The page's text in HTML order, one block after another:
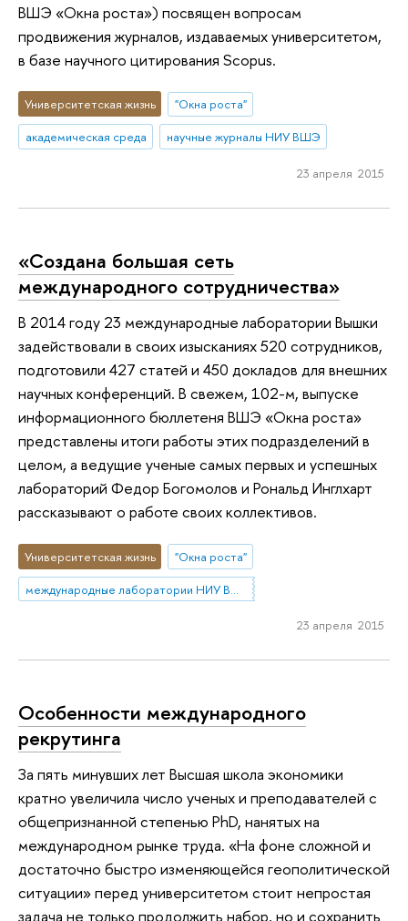
ВШЭ «Окна роста») посвящен вопросам
продвижения журналов, издаваемых университетом,
в базе научного цитирования Scopus.
Университетская жизнь
"Окна роста"
академическая среда
научные журналы НИУ ВШЭ
23 апреля 2015
«Создана большая сеть
международного сотрудничества»
В 2014 году 23 международные лаборатории Вышки
задействовали в своих изысканиях 520 сотрудников,
подготовили 427 статей и 450 докладов для внешних
научных конференций. В свежем, 102-м, выпуске
информационного бюллетеня ВШЭ «Окна роста»
представлены итоги работы этих подразделений в
целом, а ведущие ученые самых первых и успешных
лабораторий Федор Богомолов и Рональд Инглхарт
рассказывают о работе своих коллективов.
Университетская жизнь
"Окна роста"
23 апреля 2015
Особенности международного
рекрутинга
За пять минувших лет Высшая школа экономики
кратно увеличила число ученых и преподавателей с
общепризнанной степенью PhD, нанятых на
международном рынке труда. «На фоне сложной и
достаточно быстро изменяющейся геополитической
ситуации» перед университетом стоит непростая
задача не только продолжить набор, но и сохранить